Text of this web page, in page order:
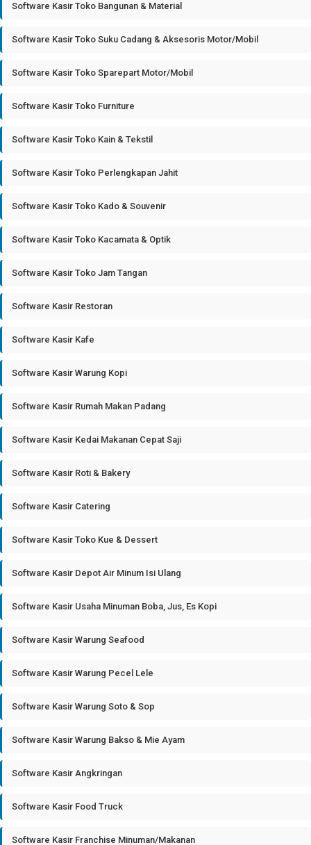
Software Kasir Toko Bangunan & Material
Software Kasir Toko Suku Cadang & Aksesoris Motor/Mobil
Software Kasir Toko Sparepart Motor/Mobil
Software Kasir Toko Furniture
Software Kasir Toko Kain & Tekstil
Software Kasir Toko Perlengkapan Jahit
Software Kasir Toko Kado & Souvenir
Software Kasir Toko Kacamata & Optik
Software Kasir Toko Jam Tangan
Software Kasir Restoran
Software Kasir Kafe
Software Kasir Warung Kopi
Software Kasir Rumah Makan Padang
Software Kasir Kedai Makanan Cepat Saji
Software Kasir Roti & Bakery
Software Kasir Catering
Software Kasir Toko Kue & Dessert
Software Kasir Depot Air Minum Isi Ulang
Software Kasir Usaha Minuman Boba, Jus, Es Kopi
Software Kasir Warung Seafood
Software Kasir Warung Pecel Lele
Software Kasir Warung Soto & Sop
Software Kasir Warung Bakso & Mie Ayam
Software Kasir Angkringan
Software Kasir Food Truck
Software Kasir Franchise Minuman/Makanan